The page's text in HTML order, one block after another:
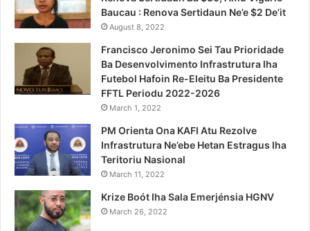
Baucau : Renova Sertidaun Ne’e $2 De’it
August 8, 2022
Francisco Jeronimo Sei Tau Prioridade
Ba Desenvolvimento Infrastrutura Iha
Futebol Hafoin Re-Eleitu Ba Presidente
FFTL Periodu 2022-2026
March 1, 2022
PM Orienta Ona KAFI Atu Rezolve
Infrastrutura Ne’ebe Hetan Estragus Iha
Teritoriu Nasional
March 11, 2022
Krize Boót Iha Sala Emerjénsia HGNV
March 26, 2022